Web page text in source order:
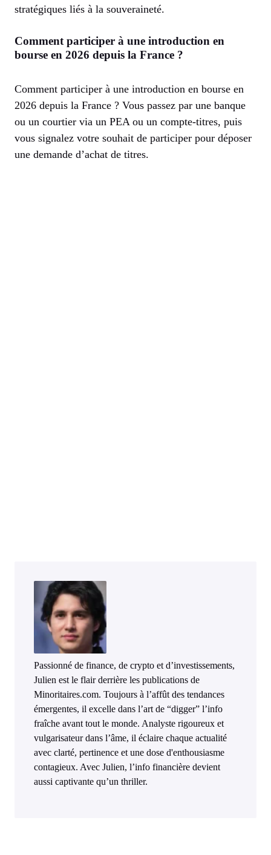
stratégiques liés à la souveraineté.
Comment participer à une introduction en
bourse en 2026 depuis la France ?
Comment participer à une introduction en bourse en
2026 depuis la France ? Vous passez par une banque
ou un courtier via un PEA ou un compte-titres, puis
vous signalez votre souhait de participer pour déposer
une demande d’achat de titres.
Passionné de finance, de crypto et d’investissements,
Julien est le flair derrière les publications de
Minoritaires.com. Toujours à l’affût des tendances
émergentes, il excelle dans l’art de “digger” l’info
fraîche avant tout le monde. Analyste rigoureux et
vulgarisateur dans l’âme, il éclaire chaque actualité
avec clarté, pertinence et une dose d'enthousiasme
contagieux. Avec Julien, l’info financière devient
aussi captivante qu’un thriller.